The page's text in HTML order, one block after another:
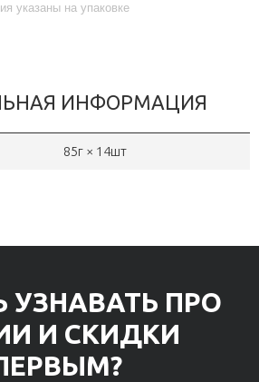
указаны на упаковке
ИНФОРМАЦИЯ
85г × 14шт
УЗНАВАТЬ ПРО
И СКИДКИ